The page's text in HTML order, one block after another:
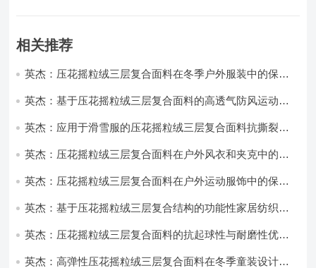
相关推荐
英杰：压花摇粒绒三层复合面料在冬季户外服装中的保暖
英杰：基于压花摇粒绒三层复合面料的高透气防风运动服
英杰：应用于滑雪服的压花摇粒绒三层复合面料抗撕裂与
英杰：压花摇粒绒三层复合面料在户外风衣和夹克中的应
英杰：压花摇粒绒三层复合面料在户外运动服饰中的保暖
英杰：基于压花摇粒绒三层复合结构的功能性家居纺织品
英杰：压花摇粒绒三层复合面料的抗起球性与耐磨性优化
英杰：高弹性压花摇粒绒三层复合面料在冬季童装设计中